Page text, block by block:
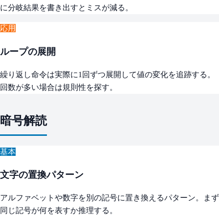
に分岐結果を書き出すとミスが減る。
応用
ループの展開
繰り返し命令は実際に1回ずつ展開して値の変化を追跡する。
回数が多い場合は規則性を探す。
暗号解読
基本
文字の置換パターン
アルファベットや数字を別の記号に置き換えるパターン。まず
同じ記号が何を表すか推理する。